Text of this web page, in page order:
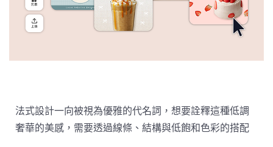
法式設計一向被視為優雅的代名詞，想要詮釋這種低調
奢華的美感，需要透過線條、結構與低飽和色彩的搭配